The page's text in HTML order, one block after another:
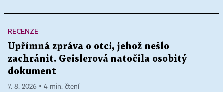
RECENZE
Upřímná zpráva o otci, jehož nešlo
zachránit. Geislerová natočila osobitý
dokument
7. 8. 2026 ▪ 4 min. čtení